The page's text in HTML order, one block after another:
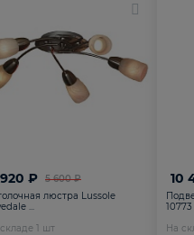
5 600 ₽
₽
люстра Lussole
...
1 шт
10
10773
На